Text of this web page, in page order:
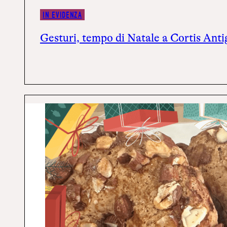
IN EVIDENZA
Gesturi, tempo di Natale a Cortis